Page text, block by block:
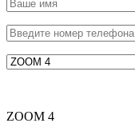
ZOOM 4